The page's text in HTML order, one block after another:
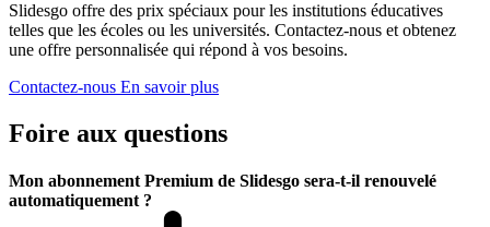
Slidesgo offre des prix spéciaux pour les institutions éducatives
telles que les écoles ou les universités. Contactez-nous et obtenez
une offre personnalisée qui répond à vos besoins.
Contactez-nous En savoir plus
Foire aux questions
Mon abonnement Premium de Slidesgo sera-t-il renouvelé
automatiquement ?